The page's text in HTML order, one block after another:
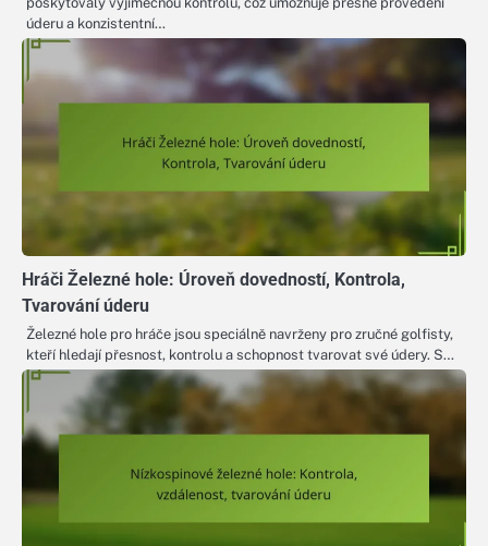
úderu a konzistentní…
Hráči Železné hole: Úroveň dovedností, Kontrola,
Tvarování úderu
Železné hole pro hráče jsou speciálně navrženy pro zručné golfisty,
kteří hledají přesnost, kontrolu a schopnost tvarovat své údery. S…